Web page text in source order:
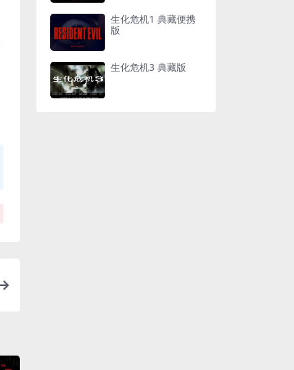
生化危机1 典藏便携
版
生化危机3 典藏版